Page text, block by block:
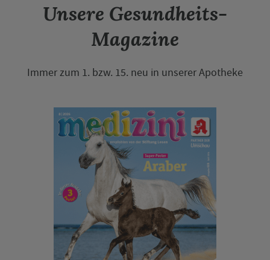
Unsere Gesundheits-
Magazine
Immer zum 1. bzw. 15. neu in unserer Apotheke